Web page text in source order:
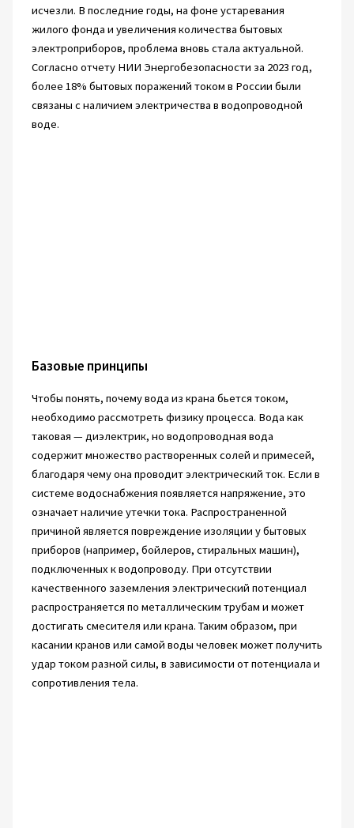
исчезли. В последние годы, на фоне устаревания
жилого фонда и увеличения количества бытовых
электроприборов, проблема вновь стала актуальной.
Согласно отчету НИИ Энергобезопасности за 2023 год,
более 18% бытовых поражений током в России были
связаны с наличием электричества в водопроводной
воде.
Базовые принципы
Чтобы понять, почему вода из крана бьется током,
необходимо рассмотреть физику процесса. Вода как
таковая — диэлектрик, но водопроводная вода
содержит множество растворенных солей и примесей,
благодаря чему она проводит электрический ток. Если в
системе водоснабжения появляется напряжение, это
означает наличие утечки тока. Распространенной
причиной является повреждение изоляции у бытовых
приборов (например, бойлеров, стиральных машин),
подключенных к водопроводу. При отсутствии
качественного заземления электрический потенциал
распространяется по металлическим трубам и может
достигать смесителя или крана. Таким образом, при
касании кранов или самой воды человек может получить
удар током разной силы, в зависимости от потенциала и
сопротивления тела.